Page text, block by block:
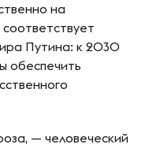
на
Путина: к 2030
обеспечить
— человеческий